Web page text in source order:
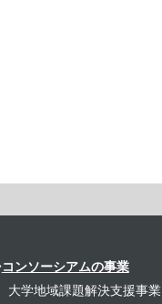
コンソーシアムの事業
大学地域課題解決支援事業